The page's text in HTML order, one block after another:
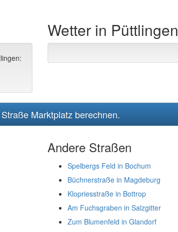
Wetter in Püttlingen
Marktplatz berechnen.
Andere Straßen
Spelbergs Feld in Bochum
Büchnerstraße in Magdeburg
Klopriesstraße in Bottrop
Am Fuchsgraben in Salzgitter
Zum Blumenfeld in Glandorf